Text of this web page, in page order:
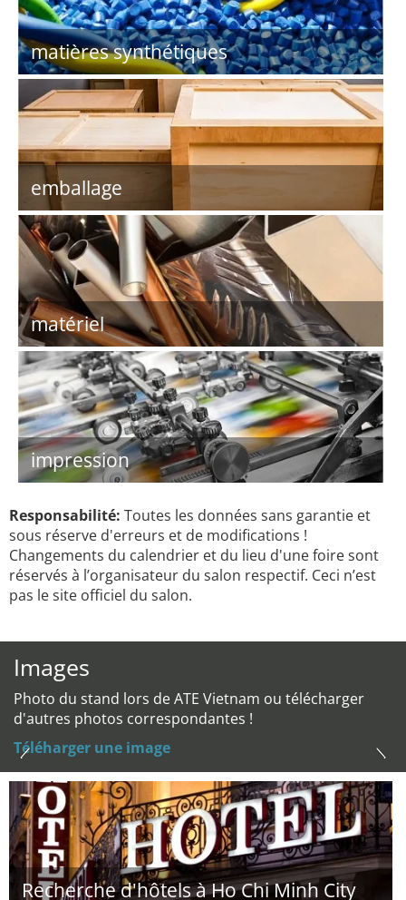
matières synthétiques
emballage
matériel
impression
Responsabilité: Toutes les données sans garantie et
sous réserve d'erreurs et de modifications !
Changements du calendrier et du lieu d'une foire sont
réservés à l’organisateur du salon respectif. Ceci n’est
pas le site officiel du salon.
Images
Photo du stand lors de ATE Vietnam ou télécharger
d'autres photos correspondantes !
Téléharger une image
Recherche d'hôtels à Ho Chi Minh City